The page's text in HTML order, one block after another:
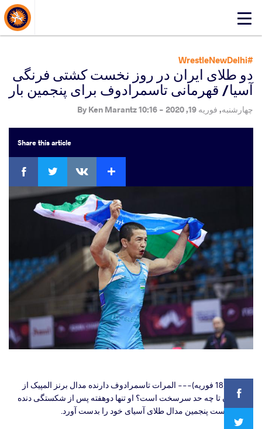
Click
open
mobile
menu
#WrestleNewDelhi
دو طلای ایران در روز نخست کشتی فرنگی
آسیا/ قهرمانی تاسمرادوف برای پنجمین بار
چهارشنبه, فوریه 19, 2020 - 10:16 Ken Marantz
Sharethis article
Facebook
Twitter
دهلی نو (18 فوریه)--- المرات تاسمرادوف دارنده مدال برنز المپیک از
ازبکستان تا چه حد سرسخت است؟ او تنها دوهفته پس از شکستگی دنده
اش، توانست پنجمین مدال طلای آسیای خود را بدست آورد.